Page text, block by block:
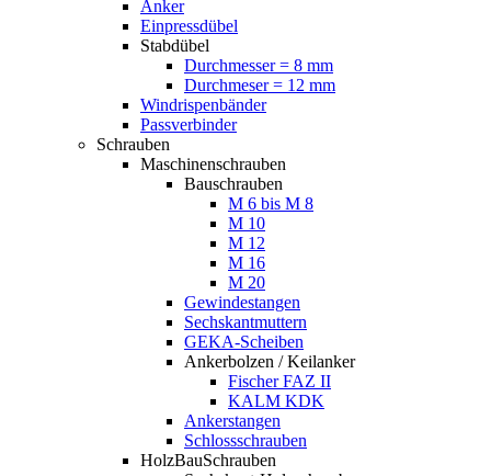
Anker
Einpressdübel
Stabdübel
Durchmesser = 8 mm
Durchmeser = 12 mm
Windrispenbänder
Passverbinder
Schrauben
Maschinenschrauben
Bauschrauben
M 6 bis M 8
M 10
M 12
M 16
M 20
Gewindestangen
Sechskantmuttern
GEKA-Scheiben
Ankerbolzen / Keilanker
Fischer FAZ II
KALM KDK
Ankerstangen
Schlossschrauben
HolzBauSchrauben